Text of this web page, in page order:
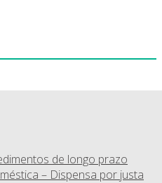
de longo prazo
– Dispensa por justa